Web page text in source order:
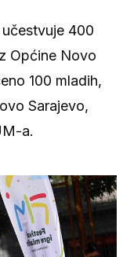
400
Općine Novo
100 mladih,
Sarajevo,
a.